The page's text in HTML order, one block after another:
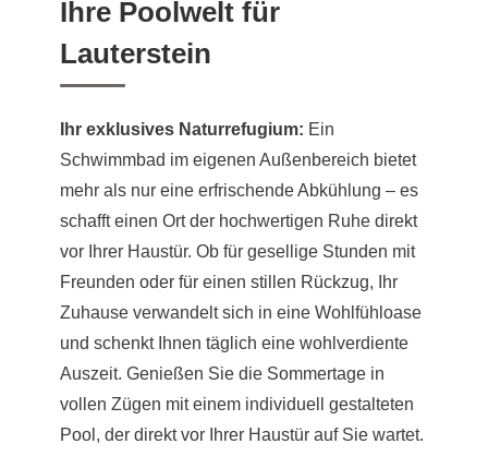
Ihre Poolwelt für
Lauterstein
Ihr exklusives Naturrefugium: Ein
Schwimmbad im eigenen Außenbereich bietet
mehr als nur eine erfrischende Abkühlung – es
schafft einen Ort der hochwertigen Ruhe direkt
vor Ihrer Haustür. Ob für gesellige Stunden mit
Freunden oder für einen stillen Rückzug, Ihr
Zuhause verwandelt sich in eine Wohlfühloase
und schenkt Ihnen täglich eine wohlverdiente
Auszeit. Genießen Sie die Sommertage in
vollen Zügen mit einem individuell gestalteten
Pool, der direkt vor Ihrer Haustür auf Sie wartet.